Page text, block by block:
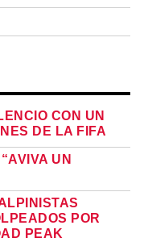
CON UN
DE LA FIFA
UN
POR
PEAK